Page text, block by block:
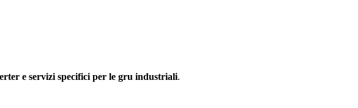
e servizi specifici per le gru industriali.